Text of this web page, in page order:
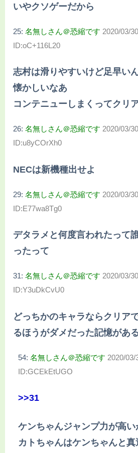
いやクソゲーだから
25: 名無しさん＠恐縮です 2020/03/
ID:oC+116L20
志村は滑りやすいけど足早い
懐かしいなあ
コンテニューしまくってクリ
26: 名無しさん＠恐縮です 2020/03/
ID:u8yCOrXh0
NECは新機種出せよ
29: 名無しさん＠恐縮です 2020/03/
ID:E77wa8Tg0
デタラメと何度言われたって
ったって
31: 名無しさん＠恐縮です 2020/03/
ID:Y3uDkCvU0
どっちかのキャラならクリア
るほうがダメだった記憶があ
54: 名無しさん＠恐縮です 2020/03/
ID:GCEkEtUGO
>>31
ケンちゃんジャンプ力が高
カトちゃんはケンちゃんと